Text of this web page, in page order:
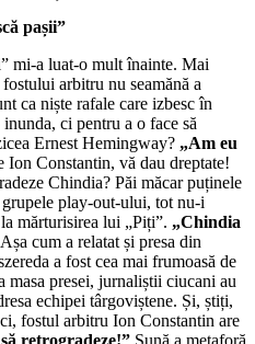
pașii”
mi-a luat-o mult înainte. Mai
arbitru nu seamănă a
ca niște rafale care izbesc în
ci pentru a o face să
Ernest Hemingway? „Am eu
Ion Constantin, vă dau dreptate!
Chindia? Păi măcar puținele
play-out-ului, tot nu-i
mărturisirea lui „Piți”. „Chindia
Așa cum a relatat și presa din
a fost cea mai frumoasă de
masa presei, jurnaliștii ciucani au
echipei târgoviștene. Și, știți,
fostul arbitru Ion Constantin are
retrogradeze!” Sună a metaforă